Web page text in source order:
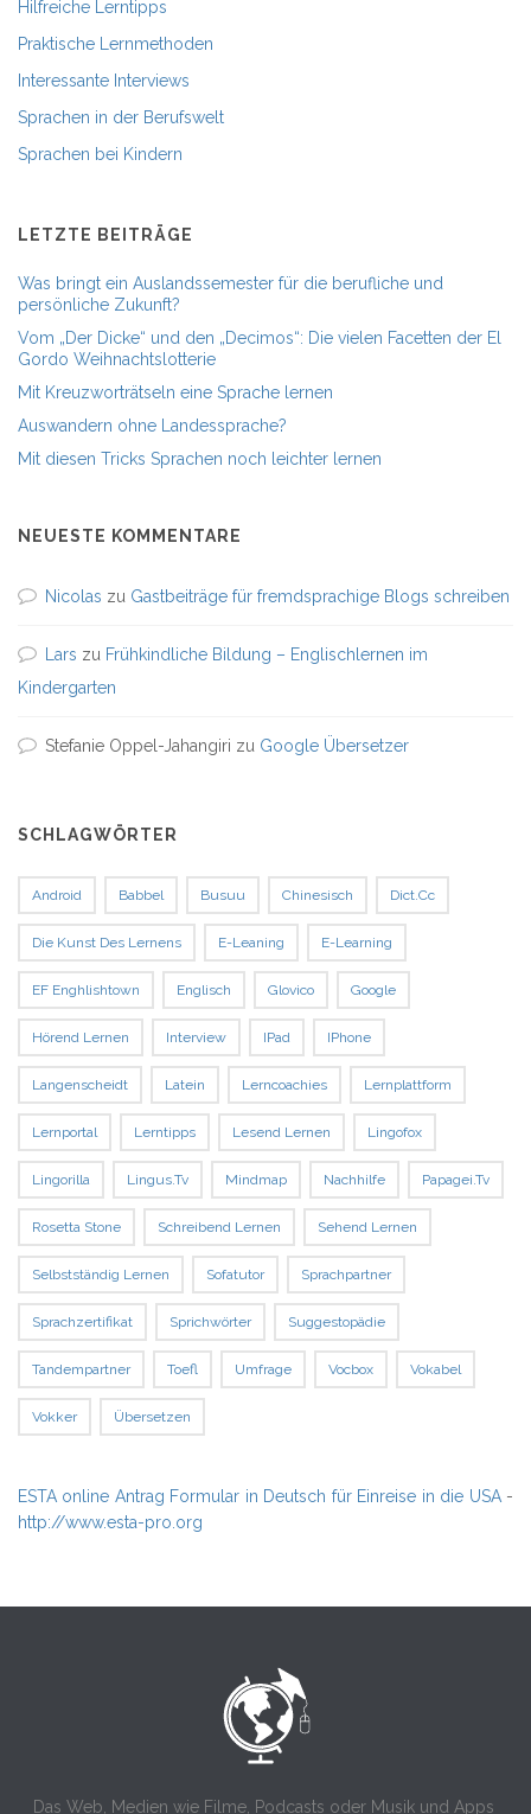
Hilfreiche Lerntipps
Praktische Lernmethoden
Interessante Interviews
Sprachen in der Berufswelt
Sprachen bei Kindern
LETZTE BEITRÄGE
Was bringt ein Auslandssemester für die berufliche und
persönliche Zukunft?
Vom „Der Dicke“ und den „Decimos“: Die vielen Facetten der El
Gordo Weihnachtslotterie
Mit Kreuzworträtseln eine Sprache lernen
Auswandern ohne Landessprache?
Mit diesen Tricks Sprachen noch leichter lernen
NEUESTE KOMMENTARE
Nicolas zu Gastbeiträge für fremdsprachige Blogs schreiben
Lars zu Frühkindliche Bildung – Englischlernen im
Kindergarten
Stefanie Oppel-Jahangiri zu Google Übersetzer
SCHLAGWÖRTER
Android Babbel Busuu Chinesisch Dict.cc
Die Kunst Des Lernens E-Leaning E-Learning
EF Enghlishtown Englisch Glovico Google
Hörend Lernen Interview IPad IPhone
Langenscheidt Latein Lerncoachies Lernplattform
Lernportal Lerntipps Lesend Lernen Lingofox
Lingorilla Lingus.tv Mindmap Nachhilfe Papagei.tv
Rosetta Stone Schreibend Lernen Sehend Lernen
Selbstständig Lernen Sofatutor Sprachpartner
Sprachzertifikat Sprichwörter Suggestopädie
Tandempartner Toefl Umfrage Vocbox Vokabel
Vokker Übersetzen
ESTA online Antrag Formular in Deutsch für Einreise in die USA-
http://www.esta-pro.org
Das Web, Medien wie Filme, Podcasts oder Musik und Apps